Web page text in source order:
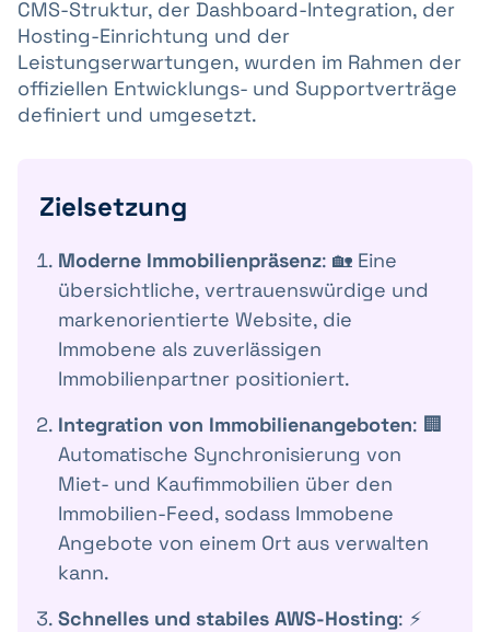
CMS-Struktur, der Dashboard-Integration, der
Hosting-Einrichtung und der
Leistungserwartungen, wurden im Rahmen der
offiziellen Entwicklungs- und Supportverträge
definiert und umgesetzt.
Zielsetzung
Moderne Immobilienpräsenz: 🏡 Eine
übersichtliche, vertrauenswürdige und
markenorientierte Website, die
Immobene als zuverlässigen
Immobilienpartner positioniert.
Integration von Immobilienangeboten: 🏢
Automatische Synchronisierung von
Miet- und Kaufimmobilien über den
Immobilien-Feed, sodass Immobene
Angebote von einem Ort aus verwalten
kann.
Schnelles und stabiles AWS-Hosting: ⚡️